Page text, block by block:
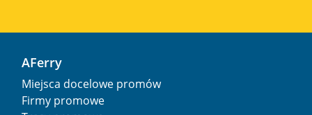
AFerry
Miejsca docelowe promów
Firmy promowe